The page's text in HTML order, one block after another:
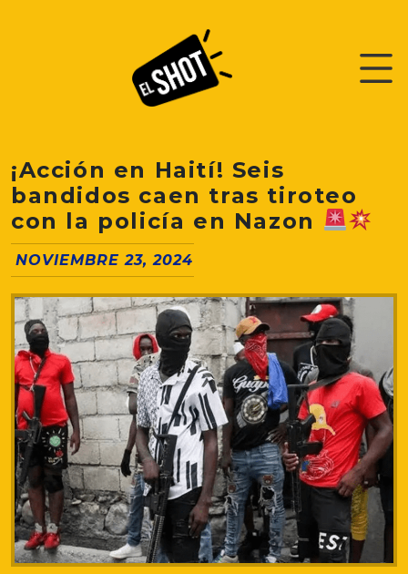
¡Acción en Haití! Seis
bandidos caen tras tiroteo
con la policía en Nazon
NOVIEMBRE 23, 2024